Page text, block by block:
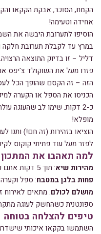
הקמח, הסוכר, אבקת הקקאו
אחידה וטעימה!
הוסיפו לתערובת היבשה את
במרץ עד לקבלת תערובת
דליל – זו בדיוק התוצאה הרצויה.
פזרו מעל את השוקולד צ'יפס
הזה – זה הקסם שהופך הכל
הכניסו את הספל או הקערה
כ-2 דקות. שימו לב שהעוגה
מופלא!
הוציאו בזהירות (זה חם!) ותנו
לפזר מעל עוד פתיתי קוקוס
למה תאהבו את
מהירות שיא: תוך 5 דקות אתם כבר נהנים מעוגה חמה ומפתה.
פחות בלגן במטבח: ספל וקערה
מושלם לכולם: מתאים לאירוח
ספונטנית כשהחשק לעוגה
טיפים להצלחה בטוחה
השתמשו בקקאו איכותי